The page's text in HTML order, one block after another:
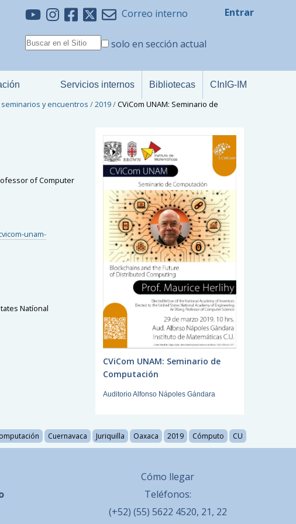
Correo interno
solo en sección actual
Entrar
Servicios internos Bibliotecas CInIG-IM
y encuentros /2019/CViCom UNAM: Seminario de
of Computer
unam-
Natíonal
CViCom UNAM: Seminario de
Computación
Auditorio Alfonso Nápoles Gándara
Cuernavaca Juriquilla Oaxaca 2019 Cómputo CU
Cómo llegar
Teléfonos:
(+52) (55) 5622 4520, 21, 22